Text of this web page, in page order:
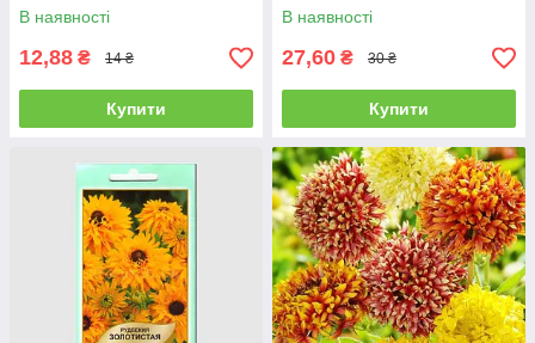
В наявності
12,88 ₴ 14 ₴
Купити
В наявності
27,60 ₴ 30 ₴
Купити